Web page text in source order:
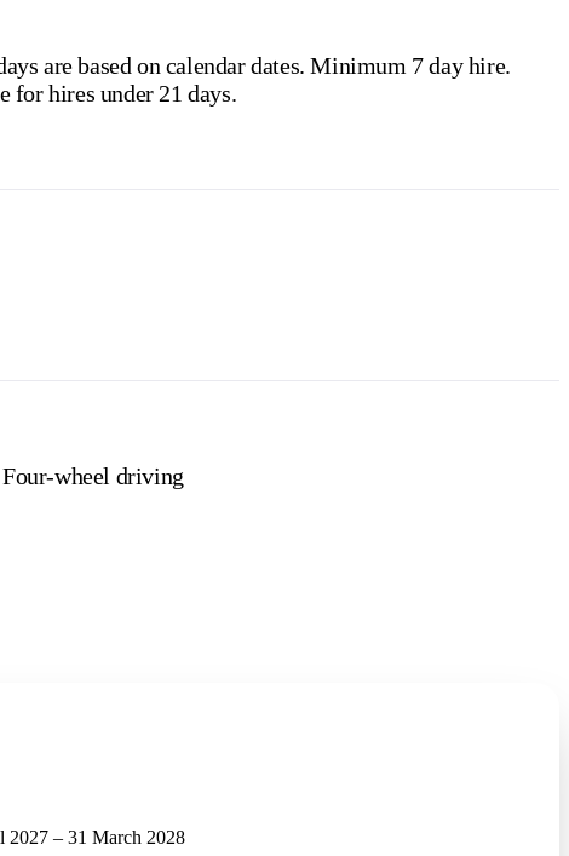
are based on calendar dates. Minimum 7 day hire.
for hires under 21 days.
Four-wheel driving
2027 – 31 March 2028